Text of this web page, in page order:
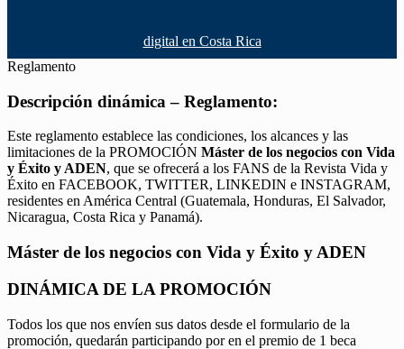
digital en Costa Rica
Reglamento
Descripción dinámica – Reglamento:
Este reglamento establece las condiciones, los alcances y las
limitaciones de la PROMOCIÓN Máster de los negocios con Vida
y Éxito y ADEN, que se ofrecerá a los FANS de la Revista Vida y
Éxito en FACEBOOK, TWITTER, LINKEDIN e INSTAGRAM,
residentes en América Central (Guatemala, Honduras, El Salvador,
Nicaragua, Costa Rica y Panamá).
Máster de los negocios con Vida y Éxito y ADEN
DINÁMICA DE LA PROMOCIÓN
Todos los que nos envíen sus datos desde el formulario de la
promoción, quedarán participando por en el premio de 1 beca